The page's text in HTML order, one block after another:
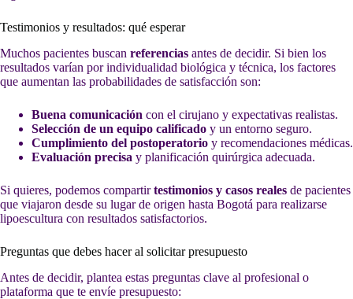
Testimonios y resultados: qué esperar
Muchos pacientes buscan referencias antes de decidir. Si bien los
resultados varían por individualidad biológica y técnica, los factores
que aumentan las probabilidades de satisfacción son:
Buena comunicación con el cirujano y expectativas realistas.
Selección de un equipo calificado y un entorno seguro.
Cumplimiento del postoperatorio y recomendaciones médicas.
Evaluación precisa y planificación quirúrgica adecuada.
Si quieres, podemos compartirtestimonios y casos reales de pacientes
que viajaron desde su lugar de origen hasta Bogotá para realizarse
lipoescultura con resultados satisfactorios.
Preguntas que debes hacer al solicitar presupuesto
Antes de decidir, plantea estas preguntas clave al profesional o
plataforma que te envíe presupuesto: